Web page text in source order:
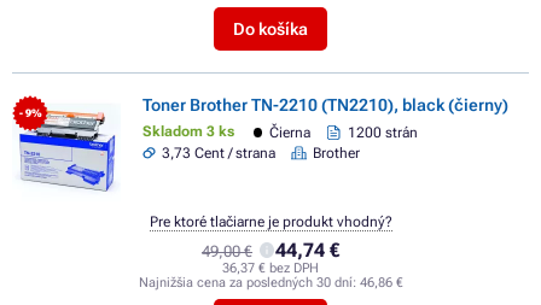
Do košíka
- 9% Toner Brother TN-2210 (TN2210), black (čierny)
Skladom 3 ks Čierna
1200 strán
3,73 Cent / strana
Brother
49,00 € 44,74 €
36,37 € bez DPH
Najnižšia cena za posledných 30 dní: 46,86 €
Pre ktoré tlačiarne je produkt vhodný?